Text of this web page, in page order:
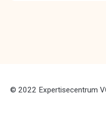
© 2022 Expertisecentrum